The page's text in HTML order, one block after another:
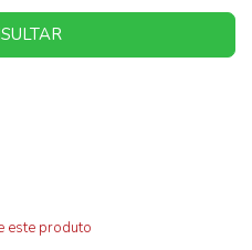
este produto